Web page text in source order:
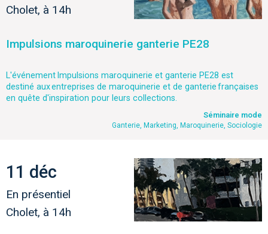
Cholet, à 14h
Impulsions maroquinerie ganterie PE28
L'événement Impulsions maroquinerie et ganterie PE28 est
destiné aux entreprises de maroquinerie et de ganterie françaises
en quête d'inspiration pour leurs collections.
Séminaire mode
Ganterie, Marketing, Maroquinerie, Sociologie
11 déc
En présentiel
Cholet, à 14h